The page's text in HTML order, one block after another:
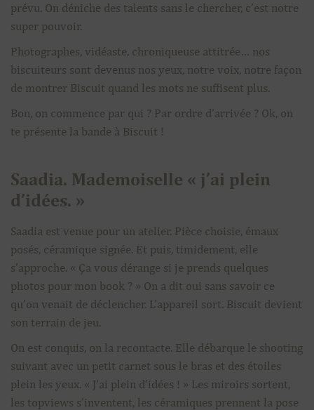
prévu. On déniche des talents sans le chercher, c’est notre
super pouvoir.
Photographes, vidéaste, chroniqueuse attitrée… nos
biscuiteurs sont devenus nos yeux, notre voix, notre façon
de montrer Biscuit quand les mots ne suffisent plus.
Bon, on commence par qui ? Par ordre d’arrivée ? Ok, on
te présente la bande à Biscuit !
Saadia. Mademoiselle « j’ai plein
d’idées. »
Saadia est venue pour un atelier. Pièce choisie, émaux
posés, céramique signée. Et puis, timidement, elle
s’approche. « Ça vous dérange si je prends quelques
photos pour mon book ? » On a dit oui sans savoir ce
qu’on venait de déclencher. L’appareil sort. Biscuit devient
son terrain de jeu.
On est conquis, on la recontacte. Elle débarque le shooting
suivant avec un petit carnet sous le bras et des étoiles
plein les yeux. « J’ai plein d’idées ! » Les miroirs sortent,
les topviews s’inventent, les céramiques prennent la pose